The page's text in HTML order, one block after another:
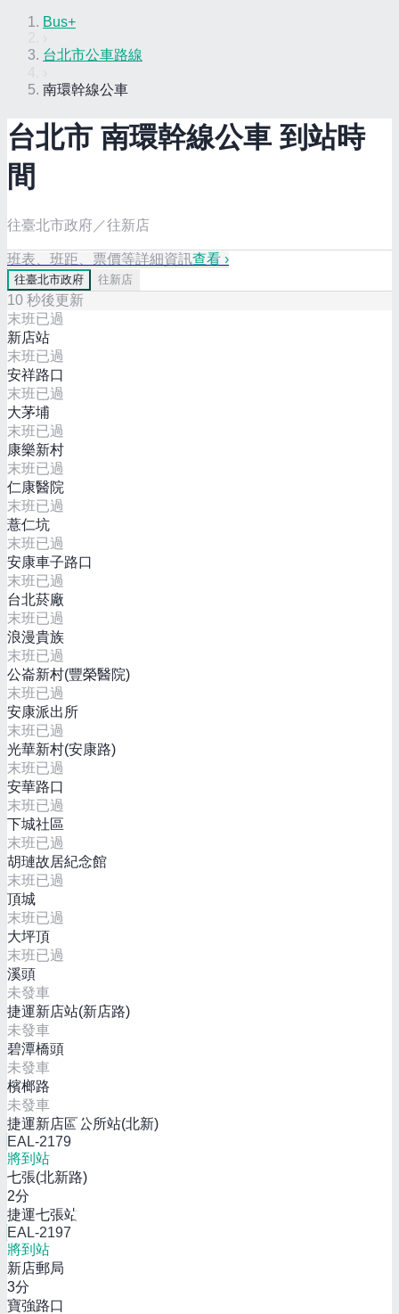
Bus+
台北市公車路線
南環幹線公車
台北市 南環幹線公車 到站時
間
往臺北市政府／往新店
班表、班距、票價等詳細資訊查看 ›
往臺北市政府 往新店
10 秒後更新
末班已過
新店站
末班已過
安祥路口
末班已過
大茅埔
末班已過
康樂新村
末班已過
仁康醫院
末班已過
薏仁坑
末班已過
安康車子路口
末班已過
台北菸廠
末班已過
浪漫貴族
末班已過
公崙新村(豐榮醫院)
末班已過
安康派出所
末班已過
光華新村(安康路)
末班已過
安華路口
末班已過
下城社區
末班已過
胡璉故居紀念館
末班已過
頂城
末班已過
大坪頂
末班已過
溪頭
未發車
捷運新店站(新店路)
未發車
碧潭橋頭
未發車
檳榔路
未發車
捷運新店區公所站(北新)
EAL-2179
將到站
七張(北新路)
2分
捷運七張站
EAL-2197
將到站
新店郵局
3分
寶強路口